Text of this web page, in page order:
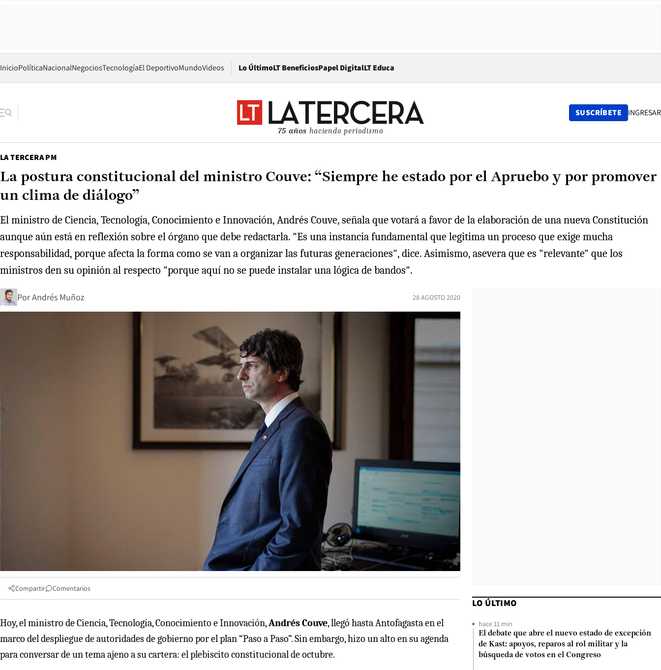
InicioPolíticaNacionalNegociosTecnologíaEl DeportivoMundoVideos Lo ÚltimoLT BeneficiosPapel DigitalOpens in new window
LT Educa
75 años haciendo periodismo
SUSCRÍBETE INGRESAR
LA TERCERA PM
La postura constitucional del ministro Couve: “Siempre he estado por el Apruebo y por promover
un clima de diálogo”
El ministro de Ciencia, Tecnología, Conocimiento e Innovación, Andrés Couve, señala que votará a favor de la elaboración de una nueva Constitución
aunque aún está en reflexión sobre el órgano que debe redactarla. "Es una instancia fundamental que legitima un proceso que exige mucha
responsabilidad, porque afecta la forma como se van a organizar las futuras generaciones", dice. Asimismo, asevera que es "relevante" que los
ministros den su opinión al respecto "porque aquí no se puede instalar una lógica de bandos".
PorAndrés Muñoz 28 AGOSTO 2020
Compartir Comentarios
Hoy, el ministro de Ciencia, Tecnología, Conocimiento e Innovación,Andrés Couve, llegó hasta Antofagasta en el
marco del despliegue de autoridades de gobierno por el plan “Paso a Paso”. Sin embargo, hizo un alto en su agenda
para conversar de un tema ajeno a su cartera: el plebiscito constitucional de octubre.
LO ÚLTIMO
hace 11 min
El debate que abre el nuevo estado de excepción
de Kast: apoyos, reparos al rol militar y la
búsqueda de votos en el Congreso